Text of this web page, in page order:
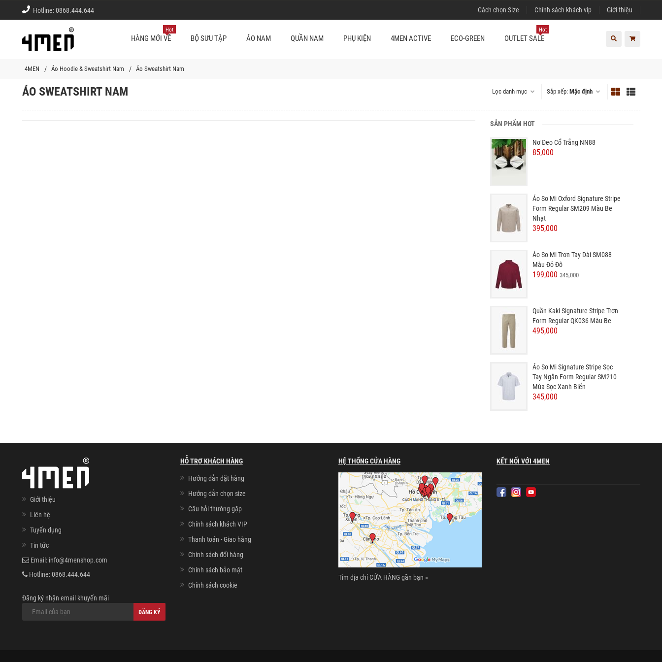
Hotline:0868.444.644 Cách chọn Size Chính sách khách vip Giới thiệu
HÀNG MỚI VỀ
Hot
BỘ SƯU TẬP ÁO NAM QUẦN NAM PHỤ KIỆN 4MEN ACTIVE ECO-GREEN OUTLET SALE
Hot
4MEN Áo Hoodie & Sweatshirt Nam Áo Sweatshirt Nam
ÁO SWEATSHIRT NAM Lọc danh mục Sắp xếp:Mặc định
SẢN PHẨM HOT
Nơ Đeo Cổ Trắng NN88
85,000
Áo Sơ Mi Oxford Signature Stripe
Form Regular SM209 Màu Be
Nhạt
395,000
Áo Sơ Mi Trơn Tay Dài SM088
Màu Đỏ Đô
199,000 345,000
Quần Kaki Signature Stripe Trơn
Form Regular QK036 Màu Be
495,000
Áo Sơ Mi Signature Stripe Sọc
Tay Ngắn Form Regular SM210
Mùa Sọc Xanh Biển
345,000
Giới thiệu
Liên hệ
Tuyển dụng
Tin tức
Email: info@4menshop.com
Hotline:0868.444.644
Đăng ký nhận email khuyến mãi
ĐĂNG KÝ
HỖ TRỢ KHÁCH HÀNG
Hướng dẫn đặt hàng
Hướng dẫn chọn size
Câu hỏi thường gặp
Chính sách khách VIP
Thanh toán - Giao hàng
Chính sách đổi hàng
Chính sách bảo mật
Chính sách cookie
HỆ THỐNG CỬA HÀNG
Tìm địa chỉ CỬA HÀNG gần bạn »
KẾT NỐI VỚI 4MEN